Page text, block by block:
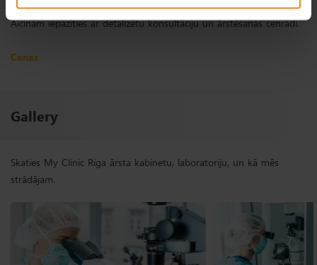
Aicinām iepazīties ar detalizētu konsultāciju un ārstēšanas cenrādi.
Cenas
Gallery
Skaties My Clinic Riga ārsta kabinetu, laboratoriju, un kā mēs
strādājam.